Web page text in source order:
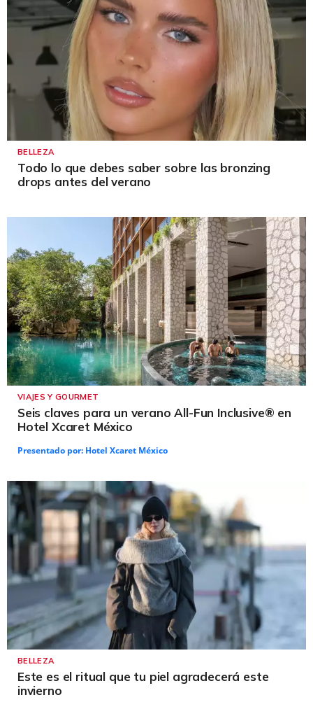
BELLEZA
Todo lo que debes saber sobre las bronzing
drops antes del verano
VIAJES Y GOURMET
Seis claves para un verano All-Fun Inclusive® en
Hotel Xcaret México
Presentado por: Hotel Xcaret México
BELLEZA
Este es el ritual que tu piel agradecerá este
invierno